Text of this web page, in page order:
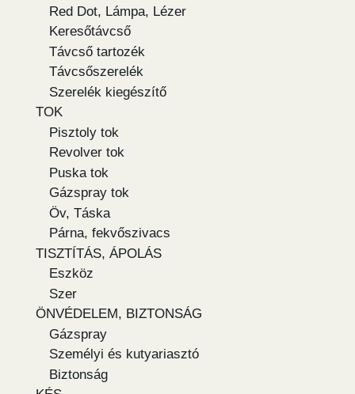
Red Dot, Lámpa, Lézer
Keresőtávcső
Távcső tartozék
Távcsőszerelék
Szerelék kiegészítő
TOK
Pisztoly tok
Revolver tok
Puska tok
Gázspray tok
Öv, Táska
Párna, fekvőszivacs
TISZTÍTÁS, ÁPOLÁS
Eszköz
Szer
ÖNVÉDELEM, BIZTONSÁG
Gázspray
Személyi és kutyariasztó
Biztonság